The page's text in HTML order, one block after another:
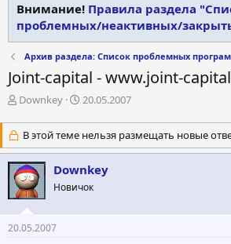
Внимание! Правила раздела
проблемных/неактивных/
Архив раздела: Список проблемных
Joint-capital - www.joint-
А
т
о
р
т
е
м
ы
Downkey
Д
т
а
н
а
ч
л
20.05.2007
В этой теме нельзя размещать новые
Downkey
Новичок
20.05.2007